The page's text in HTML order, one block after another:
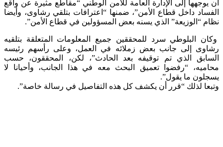
أن يوجهها إلى الإدارة العامة للأمن الوطني “مقاطع مثيرة عن واقع
الفساد داخل قطاع الأمن”، ضمنها “اعترافات بتلقي رشاوى، وأيضا
نظام “الوزيعة” الذي يسنه بعض المسؤولين في قطاع الأمن”.
وكان البلوطي سرد للمحققين جميع المعلومات المتعلقة بتلقيه
رشاوى إلى جانب بعض زملائه في العمل، وعلى رأسهم رئيسه
السابق الذي تم توقيفه بعد الحادث”، لكن، المحققون، حسب
محاميه، “رفضوا تعميق البحث معه في هذا الجانب، وأحيانا لا
يسجلون ما يقول”.
وتبعا لذلك “قرر أن يكشف كل هذه التفاصيل في رسالة خاصة”.